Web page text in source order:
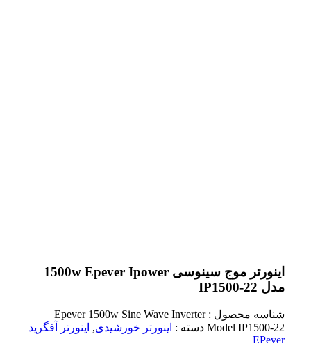
اینورتر موج سینوسی 1500w Epever Ipower
مدل IP1500-22
شناسه محصول : Epever 1500w Sine Wave Inverter
Model IP1500-22 دسته :اینورتر خورشیدی,اینورتر آفگرید
EPever